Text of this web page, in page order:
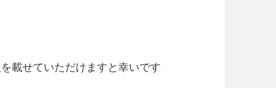
を載せていただけますと幸いです